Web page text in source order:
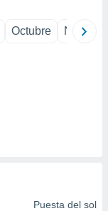
Octubre
Puesta del sol